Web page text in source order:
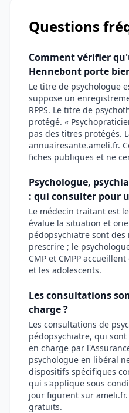
Questions
Comment vérifier
Hennebont porte
Le titre de psychologue
suppose un
RPPS. Le titre de
protégé. «
pas des titres protégés.
annuairesante.ameli.fr.
fiches publiques et ne
Psychologue,
: qui consulter pour
Le médecin traitant est
évalue la situation et
pédopsychiatre sont
prescrire ; le
CMP et CMPP
et les adolescents.
Les consultations
charge ?
Les consultations de
pédopsychiatre, qui
en charge par
psychologue en libéral
dispositifs spécifiques
qui s'applique sous
jour figurent sur ameli.fr.
gratuits.